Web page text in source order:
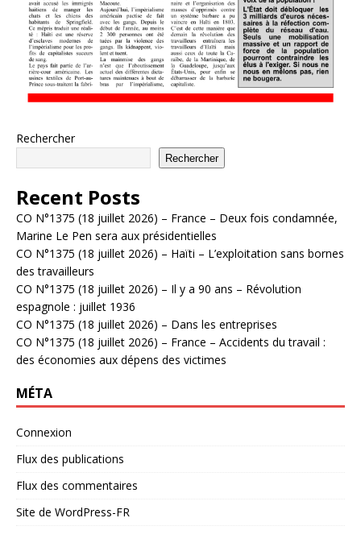
Rechercher
Rechercher
Recent Posts
CO N°1375 (18 juillet 2026) – France – Deux fois condamnée,
Marine Le Pen sera aux présidentielles
CO N°1375 (18 juillet 2026) – Haïti – L’exploitation sans bornes
des travailleurs
CO N°1375 (18 juillet 2026) – Il y a 90 ans – Révolution
espagnole : juillet 1936
CO N°1375 (18 juillet 2026) – Dans les entreprises
CO N°1375 (18 juillet 2026) – France – Accidents du travail :
des économies aux dépens des victimes
MÉTA
Connexion
Flux des publications
Flux des commentaires
Site de WordPress-FR